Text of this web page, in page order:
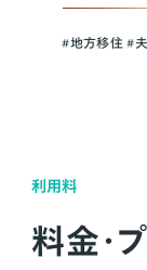
#地方移住 #
利用料
料金・